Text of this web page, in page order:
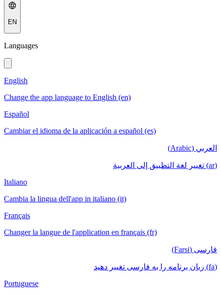
EN
Languages
English
Change the app language to English (en)
Español
Cambiar el idioma de la aplicación a español (es)
العربي (Arabic)
(ar) تغيير لغة التطبيق إلى العربية
Italiano
Cambia la lingua dell'app in italiano (it)
Français
Changer la langue de l'application en français (fr)
فارسی (Farsi)
(fa) زبان برنامه را به فارسی تغییر دهید
Portuguese